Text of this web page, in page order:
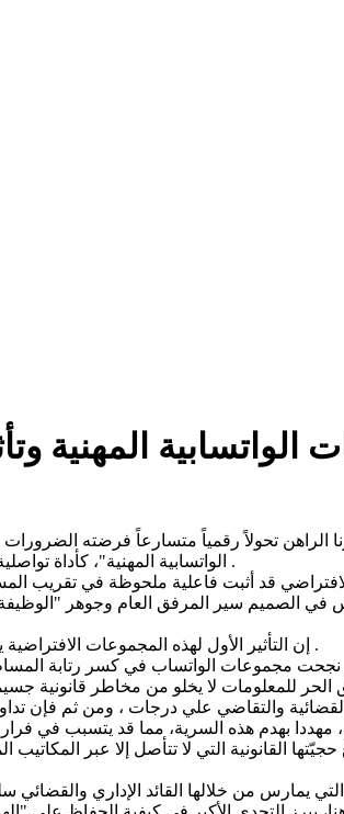
الواتسابية المهنية
تحولاً رقمياً متسارعاً فرضته
الواتسابية المهنية"، كأداة تواصلية يومية تلجأ إليها الطواقم الإدارية لتسريع وتيرة العمل وتجاوز العقبات البيروقراطية الكلاسيكية او تاخذ للاسف تنسيقا نقابيا للاسف .
في الصميم سير المرفق العام وجوهر
إن التأثير الأول لهذه المجموعات الافتراضية ينعكس مباشرة على سير المرفق العام، الذي يحكمه مبدأ الاستمرارية والانتظام والمساواة والعدل والتجرد في خدمة المرفق العام .
نجحت مجموعات الواتساب في كسر رتابة
الحر للمعلومات لا يخلو من مخاطر قانونية
القضائية والتقاضي علي درجات ، ومن ثم فإن
مهددا بهدم هذه السرية، مما قد يتسبب في
القانونية التي لا تتأصل إلا عبر